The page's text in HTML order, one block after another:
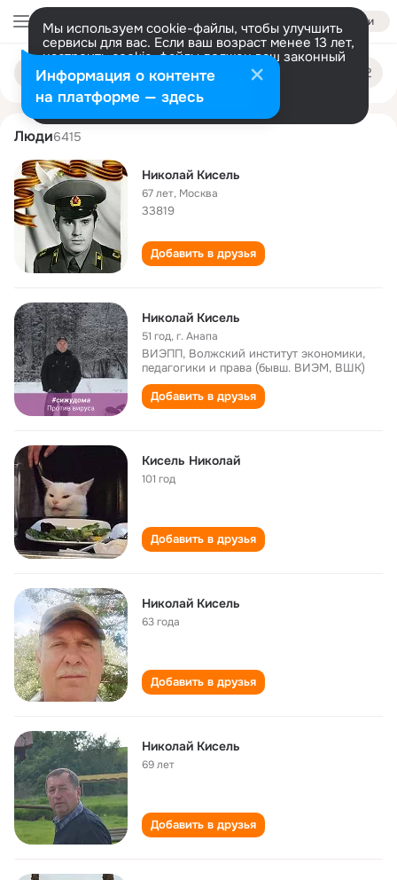
Войти
Мы используем cookie-файлы, чтобы улучшить
сервисы для вас. Если ваш возраст менее 13 лет,
настроить cookie-файлы должен ваш законный
представитель. Больше информации
Разрешить все Настроить
Поиск
людям
nikolay kisel
Люди6415
Николай Кисель
67 лет, Москва
33819
Добавить в друзья
Николай Кисель
51 год,г. Анапа
ВИЭПП, Волжский институт экономики,
педагогики и права (бывш. ВИЭМ, ВШК)
Добавить в друзья
Кисель Николай
101 год
Добавить в друзья
Николай Кисель
63 года
Добавить в друзья
Николай Кисель
69 лет
Добавить в друзья
Информация о контенте
на платформе — здесь